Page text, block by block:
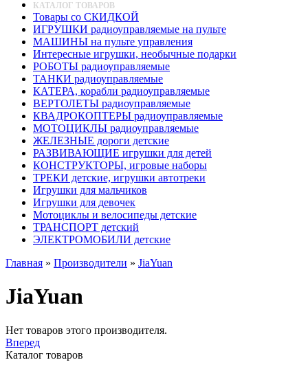
КАТАЛОГ ТОВАРОВ
Товары со СКИДКОЙ
ИГРУШКИ радиоуправляемые на пульте
МАШИНЫ на пульте управления
Интересные игрушки, необычные подарки
РОБОТЫ радиоуправляемые
ТАНКИ радиоуправляемые
КАТЕРА, корабли радиоуправляемые
ВЕРТОЛЕТЫ радиоуправляемые
КВАДРОКОПТЕРЫ радиоуправляемые
МОТОЦИКЛЫ радиоуправляемые
ЖЕЛЕЗНЫЕ дороги детские
РАЗВИВАЮЩИЕ игрушки для детей
КОНСТРУКТОРЫ, игровые наборы
ТРЕКИ детские, игрушки автотреки
Игрушки для мальчиков
Игрушки для девочек
Мотоциклы и велосипеды детские
ТРАНСПОРТ детский
ЭЛЕКТРОМОБИЛИ детские
Главная » Производители » JiaYuan
JiaYuan
Нет товаров этого производителя.
Вперед
Каталог товаров